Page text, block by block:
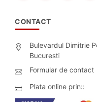
CONTACT
Bulevardul Dimitrie
Bucuresti
Formular de contact
Plata online prin::